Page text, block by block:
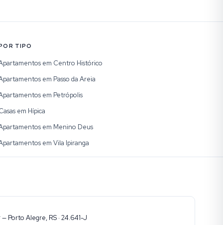
TIPO
em Centro Histórico
em Passo da Areia
em Petrópolis
em Hípica
em Menino Deus
em Vila Ipiranga
Porto Alegre, RS · 24.641-J